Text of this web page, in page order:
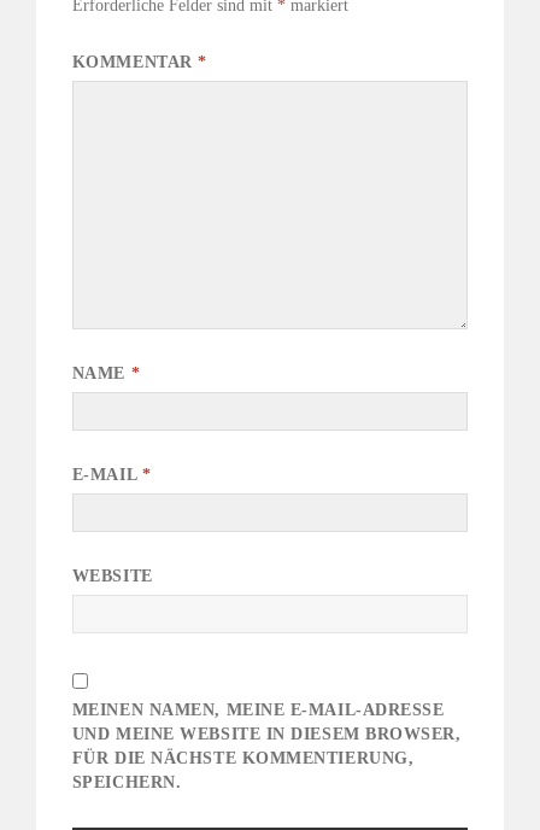
Erforderliche Felder sind mit *markiert
KOMMENTAR*
NAME *
E-MAIL *
WEBSITE
MEINEN NAMEN, MEINE E-MAIL-ADRESSE
UND MEINE WEBSITE IN DIESEM BROWSER,
FÜR DIE NÄCHSTE KOMMENTIERUNG,
SPEICHERN.